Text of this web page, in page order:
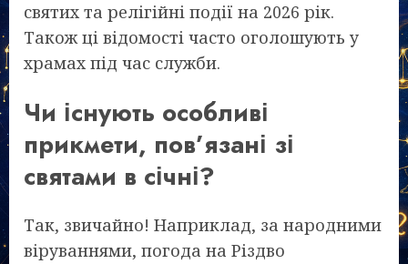
святих та релігійні події на 2026 рік.
Також ці відомості часто оголошують у
храмах під час служби.
Чи існують особливі
прикмети, пов’язані зі
святами в січні?
Так, звичайно! Наприклад, за народними
віруваннями, погода на Різдво